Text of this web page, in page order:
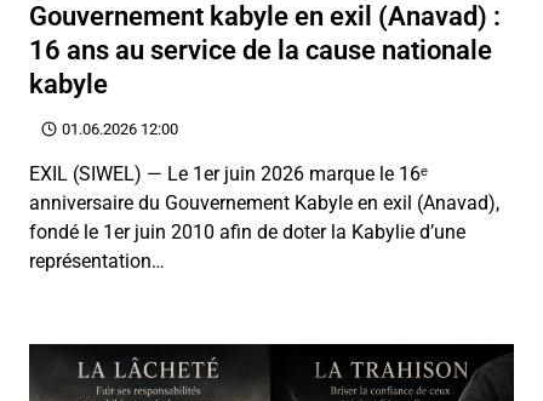
Gouvernement kabyle en exil (Anavad) :
16 ans au service de la cause nationale
kabyle
01.06.2026 12:00
EXIL (SIWEL) — Le 1er juin 2026 marque le 16ᵉ
anniversaire du Gouvernement Kabyle en exil (Anavad),
fondé le 1er juin 2010 afin de doter la Kabylie d’une
représentation…